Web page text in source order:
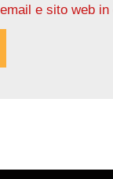
e sito web